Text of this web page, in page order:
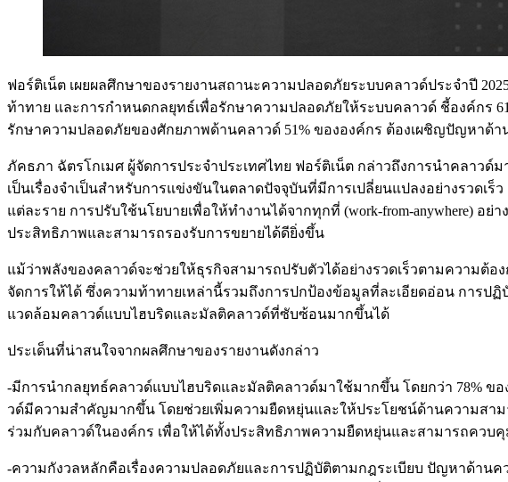
ฟอร์ติเน็ต เผยผลศึกษาของรายงานสถานะความปลอดภัยระบบคลาวด์ประจำปี 2025
ท้าทาย และการกำหนดกลยุทธ์เพื่อรักษาความปลอดภัยให้ระบบคลาวด์ ชี้องค์กร
รักษาความปลอดภัยของศักยภาพด้านคลาวด์ 51% ขององค์กร ต้องเผชิญปัญหา
ภัคธภา ฉัตรโกเมศ ผู้จัดการประจำประเทศไทย ฟอร์ติเน็ต กล่าวถึงการนำคลาว
เป็นเรื่องจำเป็นสำหรับการแข่งขันในตลาดปัจจุบันที่มีการเปลี่ยนแปลงอย่างรวด
แต่ละราย การปรับใช้นโยบายเพื่อให้ทำงานได้จากทุกที่ (work-from-anywhere)
ประสิทธิภาพและสามารถรองรับการขยายได้ดียิ่งขึ้น
แม้ว่าพลังของคลาวด์จะช่วยให้ธุรกิจสามารถปรับตัวได้อย่างรวดเร็วตามความ
จัดการให้ได้ ซึ่งความท้าทายเหล่านี้รวมถึงการปกป้องข้อมูลที่ละเอียดอ่อน การ
แวดล้อมคลาวด์แบบไฮบริดและมัลติคลาวด์ที่ซับซ้อนมากขึ้นได้
ประเด็นที่น่าสนใจจากผลศึกษาของรายงานดังกล่าว
-มีการนำกลยุทธ์คลาวด์แบบไฮบริดและมัลติคลาวด์มาใช้มากขึ้น โดยกว่า 78% ข
วด์มีความสำคัญมากขึ้น โดยช่วยเพิ่มความยืดหยุ่นและให้ประโยชน์ด้านความสา
ร่วมกับคลาวด์ในองค์กร เพื่อให้ได้ทั้งประสิทธิภาพความยืดหยุ่นและสามารถควบ
-ความกังวลหลักคือเรื่องความปลอดภัยและการปฏิบัติตามกฎระเบียบ ปัญหาด้าน